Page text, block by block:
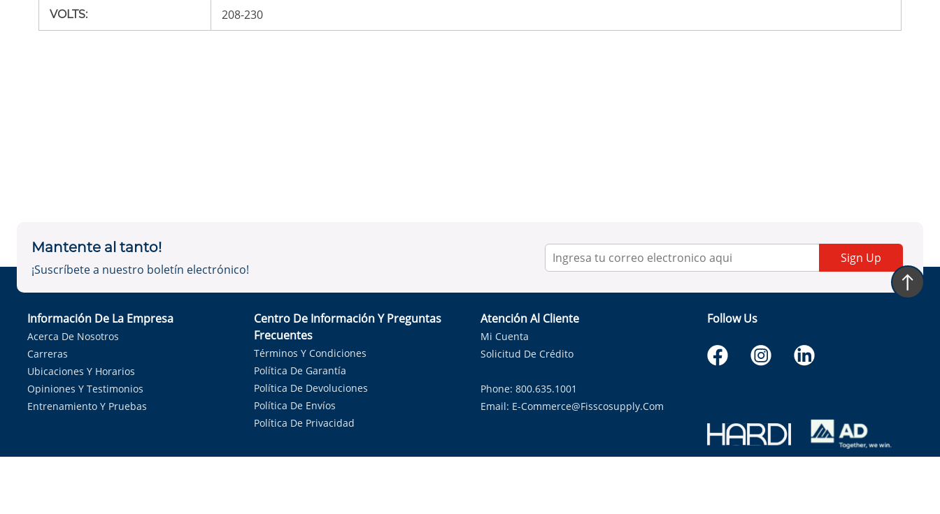
VOLTS: 208-230
Mantente al tanto!
¡Suscríbete a nuestro boletín electrónico!
Sign Up
Información De La Empresa
Acerca De Nosotros
Carreras
Ubicaciones Y Horarios
Opiniones Y Testimonios
Entrenamiento Y Pruebas
Centro De Información Y Preguntas
Frecuentes
Términos Y Condiciones
Política De Garantía
Política De Devoluciones
Política De Envíos
Política De Privacidad
Atención Al Cliente
Mi Cuenta
Solicitud De Crédito
Phone: 800.635.1001
Email: E-Commerce@fisscosupply.com
Follow Us